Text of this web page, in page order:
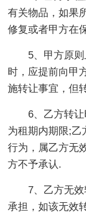
有关物品，如果
修复或者甲方在
5、甲方原
时，应提前向甲
施转让事宜，但
6、乙方转
为租期内期限;乙
行为，属乙方无
方不予承认.
7、乙方无
承担，如该无效